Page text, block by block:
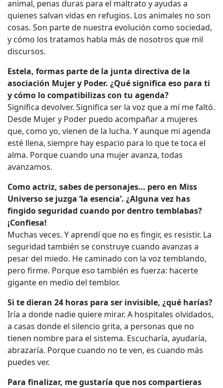
animal, penas duras para el maltrato y ayudas a
quienes salvan vidas en refugios. Los animales no son
cosas. Son parte de nuestra evolución como sociedad,
y cómo los tratamos habla más de nosotros que mil
discursos.
Estela, formas parte de la junta directiva de la
asociación Mujer y Poder. ¿Qué significa eso para ti
y cómo lo compatibilizas con tu agenda?
Significa devolver. Significa ser la voz que a mí me faltó.
Desde Mujer y Poder puedo acompañar a mujeres
que, como yo, vienen de la lucha. Y aunque mi agenda
esté llena, siempre hay espacio para lo que te toca el
alma. Porque cuando una mujer avanza, todas
avanzamos.
Como actriz, sabes de personajes… pero en Miss
Universo se juzga ‘la esencia’. ¿Alguna vez has
fingido seguridad cuando por dentro temblabas?
¡Confiesa!
Muchas veces. Y aprendí que no es fingir, es resistir. La
seguridad también se construye cuando avanzas a
pesar del miedo. He caminado con la voz temblando,
pero firme. Porque eso también es fuerza: hacerte
gigante en medio del temblor.
Si te dieran 24 horas para ser invisible, ¿qué harías?
Iría a donde nadie quiere mirar. A hospitales olvidados,
a casas donde el silencio grita, a personas que no
tienen nombre para el sistema. Escucharía, ayudaría,
abrazaría. Porque cuando no te ven, es cuando más
puedes ver.
Para finalizar, me gustaría que nos compartieras